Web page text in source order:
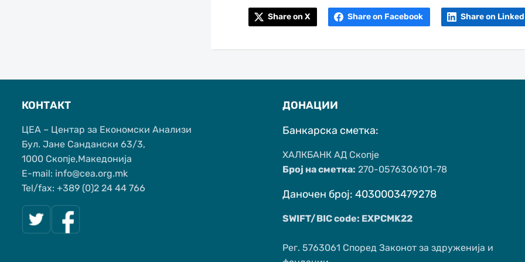
Share on X Share on Facebook Share on
КОНТАКТ
ЦЕА – Центар за Економски Анализи
Бул. Јане Сандански 63/3,
1000 Скопје,Македонија
Е-mail: info@cea.org.mk
Tel/fax: +389 (0)2 24 44 766
ДОНАЦИИ
Банкарска сметка:
ХАЛКБАНК АД Скопје
Број на сметка: 270-0576306101-78
Даночен број: 4030003479278
SWIFT/BIC code: EXPCMK22
Рег. 5763061 Според Законот за здруженија и